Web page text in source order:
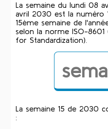
La semaine du lundi 08
avril 2030 est la numéro
15ème semaine de
selon la norme ISO-8601
for Standardization).
La semaine 15 de 2030
: